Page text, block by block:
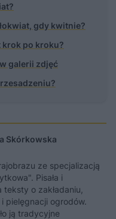
gdy kwitnie?
krok po kroku?
galerii zdjęć
Skórkowska
ze specjalizacją
Pisała i
teksty o zakładaniu,
pielęgnacji ogrodów.
ją tradycyjne